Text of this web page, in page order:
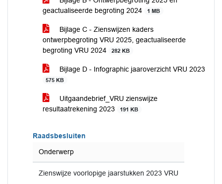
geactualiseerde begroting 2024
1 MB
Bijlage C - Zienswijzen kaders
ontwerpbegroting VRU 2025, geactualiseerde
begroting VRU 2024
282 KB
Bijlage D - Infographic jaaroverzicht VRU 2023
575 KB
Uitgaandebrief_VRU zienswijze
resultaatrekening 2023
191 KB
Raadsbesluiten
Onderwerp
Zienswijze voorlopige jaarstukken 2023 VRU